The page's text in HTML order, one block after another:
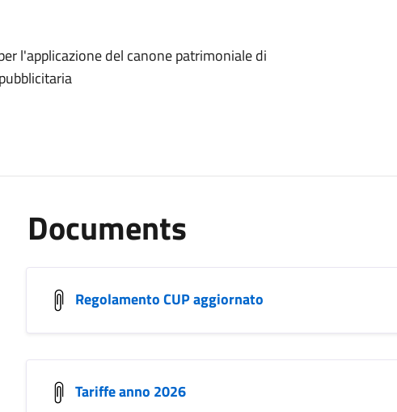
l'applicazione del canone patrimoniale di
Documents
Regolamento CUP aggiornato
Tariffe anno 2026